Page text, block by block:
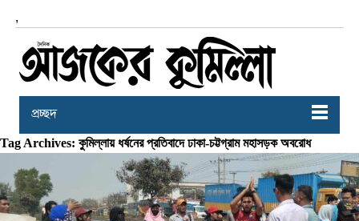
,
প্রচ্ছদ
Tag Archives: কুমিল্লায় ধর্ষনের প্রতিবাদে ঢাকা-চট্টগ্রাম মহাসড়ক অবরোধ